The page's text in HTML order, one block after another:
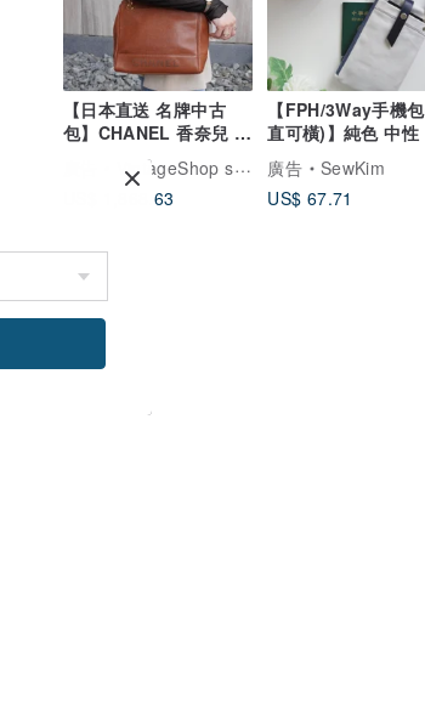
【日本直送 名牌中古
包】CHANEL 香奈兒 肩
背包 棕色 經典 Logo
皮革 魚子醬皮革
vintage 中古 xufczz
VintageShop solo 日本直送中古包專賣店
US$ 1,868.63
【FPH/3Way手機
直可橫)】純色 中性
白 胚白 日本帆布先染
廣告
SewKim
US$ 67.71